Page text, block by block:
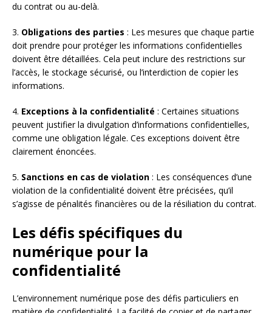
du contrat ou au-delà.
3. Obligations des parties : Les mesures que chaque partie
doit prendre pour protéger les informations confidentielles
doivent être détaillées. Cela peut inclure des restrictions sur
l’accès, le stockage sécurisé, ou l’interdiction de copier les
informations.
4. Exceptions à la confidentialité : Certaines situations
peuvent justifier la divulgation d’informations confidentielles,
comme une obligation légale. Ces exceptions doivent être
clairement énoncées.
5. Sanctions en cas de violation : Les conséquences d’une
violation de la confidentialité doivent être précisées, qu’il
s’agisse de pénalités financières ou de la résiliation du contrat.
Les défis spécifiques du
numérique pour la
confidentialité
L’environnement numérique pose des défis particuliers en